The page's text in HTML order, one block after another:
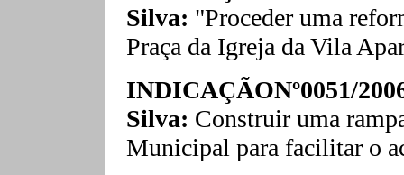
Silva: "Proceder uma
Praça da Igreja da Vila
INDICAÇÃONº0051/
Silva: Construir uma
Municipal para facilitar o